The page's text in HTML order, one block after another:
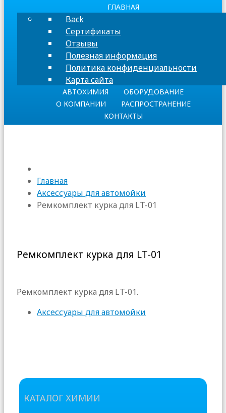
ГЛАВНАЯ
Back
Сертификаты
Отзывы
Полезная информация
Политика конфиденциальности
Карта сайта
АВТОХИМИЯ
ОБОРУДОВАНИЕ
О КОМПАНИИ
РАСПРОСТРАНЕНИЕ
КОНТАКТЫ
Главная
Аксессуары для автомойки
Ремкомплект курка для LT-01
Ремкомплект курка для LT-01
Ремкомплект курка для LT-01.
Аксессуары для автомойки
КАТАЛОГ ХИМИИ